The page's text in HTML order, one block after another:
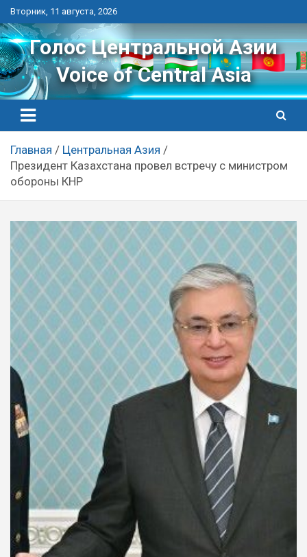
Перейти
к
контенту
Вторник, 11 августа, 2026
Голос Центральной Азии
Voice of Central Asia
Главная
Центральная Азия
Президент Казахстана провел встречу с министром
обороны КНР